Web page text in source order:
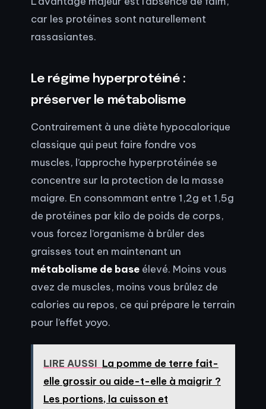
car les protéines sont naturellement
rassasiantes.
Le régime hyperprotéiné :
préserver le métabolisme
Contrairement à une diète hypocalorique
classique qui peut faire fondre vos
muscles, l’approche hyperprotéinée se
concentre sur la protection de la masse
maigre. En consommant entre 1,2g et 1,5g
de protéines par kilo de poids de corps,
vous forcez l’organisme à brûler des
graisses tout en maintenant un
métabolisme de base élevé. Moins vous
avez de muscles, moins vous brûlez de
calories au repos, ce qui prépare le terrain
pour l’effet yoyo.
LIRE AUSSI La pomme de terre fait-
elle grossir ou aide-t-elle à maigrir ?
Les portions, la cuisson et